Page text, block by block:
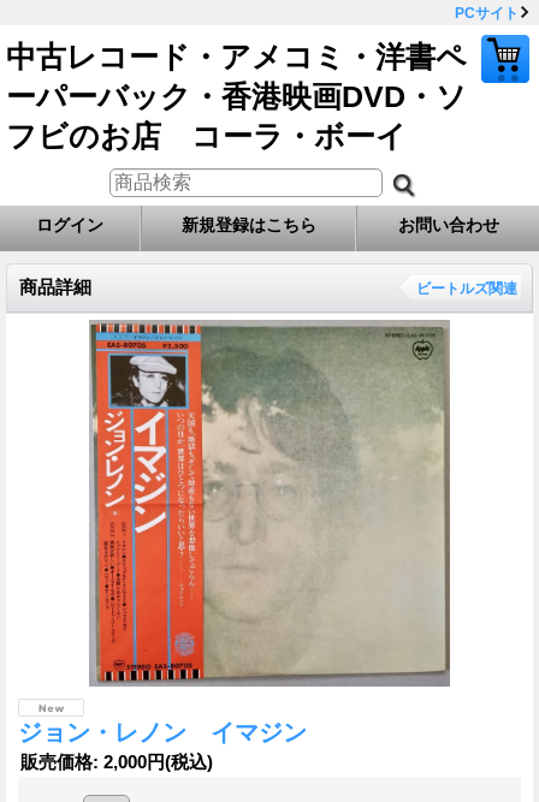
PCサイト
中古レコード・アメコミ・洋書ペ
ーパーバック・香港映画DVD・ソ
フビのお店 コーラ・ボーイ
ログイン 新規登録はこちら お問い合わせ
商品詳細 ビートルズ関連
ジョン・レノン イマジン
販売価格: 2,000円(税込)